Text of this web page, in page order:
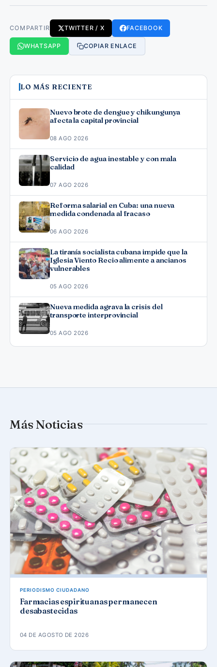
COMPARTIR TWITTER / X FACEBOOK
WHATSAPP COPIAR ENLACE
LO MÁS RECIENTE
Nuevo brote de dengue y chikungunya
afecta la capital provincial
08 AGO 2026
Servicio de agua inestable y con mala
calidad
07 AGO 2026
Reforma salarial en Cuba: una nueva
medida condenada al fracaso
06 AGO 2026
La tiranía socialista cubana impide que la
Iglesia Viento Recio alimente a ancianos
vulnerables
05 AGO 2026
Nueva medida agrava la crisis del
transporte interprovincial
05 AGO 2026
Más Noticias
PERIODISMO CIUDADANO
Farmacias espirituanas permanecen
desabastecidas
04 DE AGOSTO DE 2026